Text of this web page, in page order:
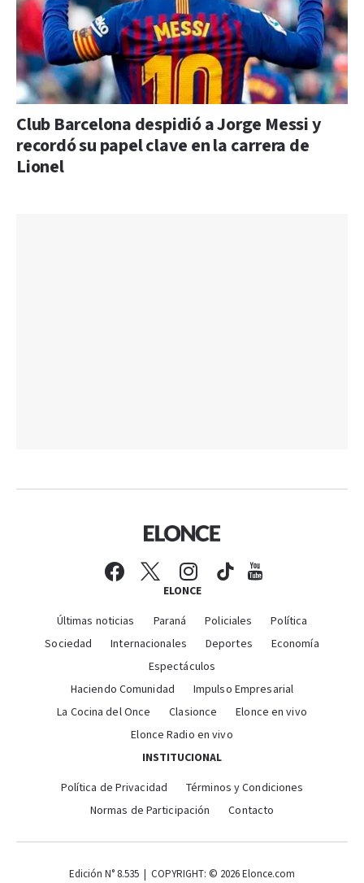
Club Barcelona despidió a Jorge Messi y
recordó su papel clave en la carrera de
Lionel
ELONCE
Últimas noticias Paraná Policiales
Política
Sociedad
Internacionales Deportes
Economía
Espectáculos
Haciendo Comunidad
Impulso Empresarial
La Cocina del Once
Clasionce
Elonce en vivo
Elonce Radio en vivo
INSTITUCIONAL
Política de Privacidad
Términos y Condiciones
Normas de Participación
Contacto
Edición N° 8.535 | COPYRIGHT: © 2026 Elonce.com